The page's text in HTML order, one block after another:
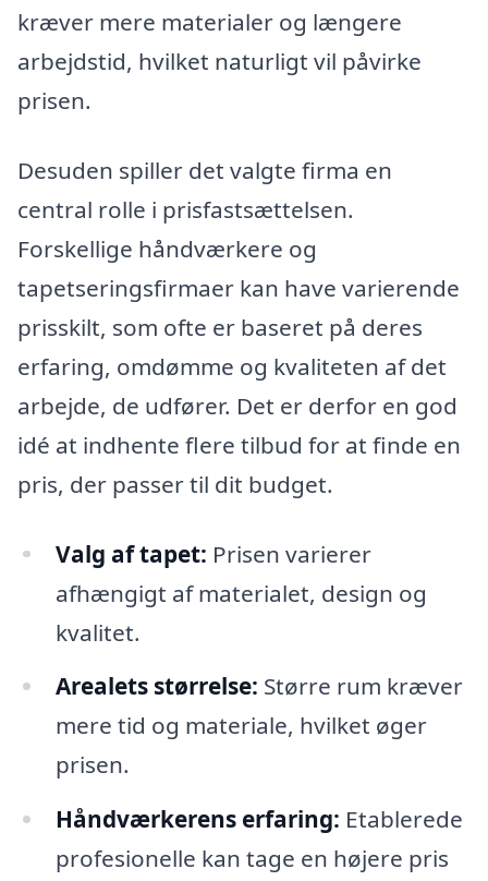
kræver mere materialer og længere
arbejdstid, hvilket naturligt vil påvirke
prisen.
Desuden spiller det valgte firma en
central rolle i prisfastsættelsen.
Forskellige håndværkere og
tapetseringsfirmaer kan have varierende
prisskilt, som ofte er baseret på deres
erfaring, omdømme og kvaliteten af det
arbejde, de udfører. Det er derfor en god
idé at indhente flere tilbud for at finde en
pris, der passer til dit budget.
Valg af tapet: Prisen varierer
afhængigt af materialet, design og
kvalitet.
Arealets størrelse: Større rum kræver
mere tid og materiale, hvilket øger
prisen.
Håndværkerens erfaring: Etablerede
profesionelle kan tage en højere pris